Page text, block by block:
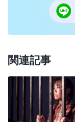
さらに、ランチ
2,000元から
りませんでした
上で必要な彼ら
監督局は検査官
の検査にあたら
の活動」とされ
関連記事